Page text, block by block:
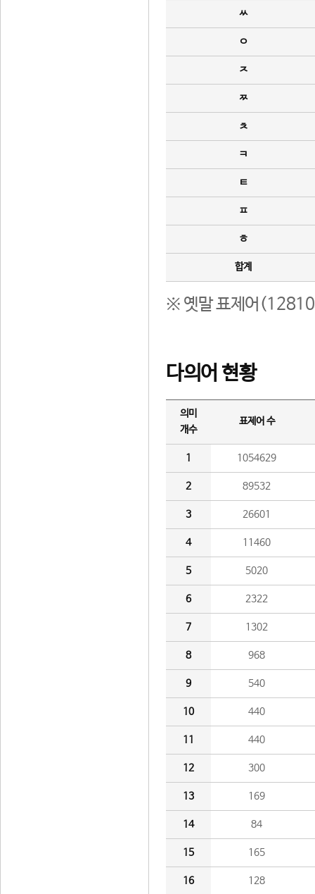
ㅆ
ㅇ
ㅈ
ㅉ
ㅊ
ㅋ
ㅌ
ㅍ
ㅎ
합계
※ 옛말 표제어(12810
다의어 현황
의미
개수
표제어 수
1 1054629
2 89532
3 26601
4 11460
5 5020
6 2322
7 1302
8 968
9 540
10 440
11 440
12 300
13 169
14 84
15 165
16 128